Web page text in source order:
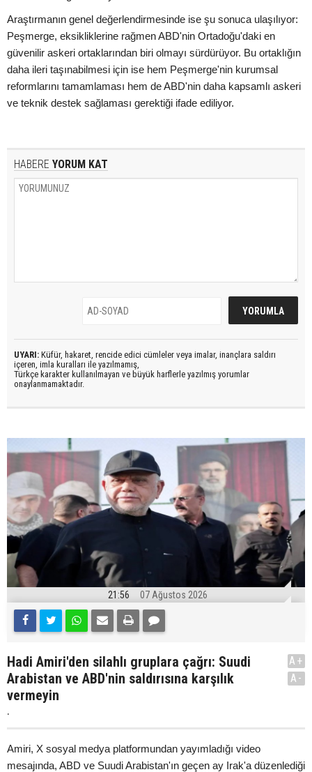
Araştırmanın genel değerlendirmesinde ise şu sonuca ulaşılıyor:
Peşmerge, eksikliklerine rağmen ABD'nin Ortadoğu'daki en
güvenilir askeri ortaklarından biri olmayı sürdürüyor. Bu ortaklığın
daha ileri taşınabilmesi için ise hem Peşmerge'nin kurumsal
reformlarını tamamlaması hem de ABD'nin daha kapsamlı askeri
ve teknik destek sağlaması gerektiği ifade ediliyor.
HABERE YORUM KAT
UYARI: Küfür, hakaret, rencide edici cümleler veya imalar, inançlara saldırı
içeren, imla kuralları ile yazılmamış,
Türkçe karakter kullanılmayan ve büyük harflerle yazılmış yorumlar
onaylanmamaktadır.
21:56 07 Ağustos 2026
Hadi Amiri'den silahlı gruplara çağrı: Suudi
Arabistan ve ABD'nin saldırısına karşılık
vermeyin
.
A+
A-
Amiri, X sosyal medya platformundan yayımladığı video
mesajında, ABD ve Suudi Arabistan'ın geçen ay Irak'a düzenlediği